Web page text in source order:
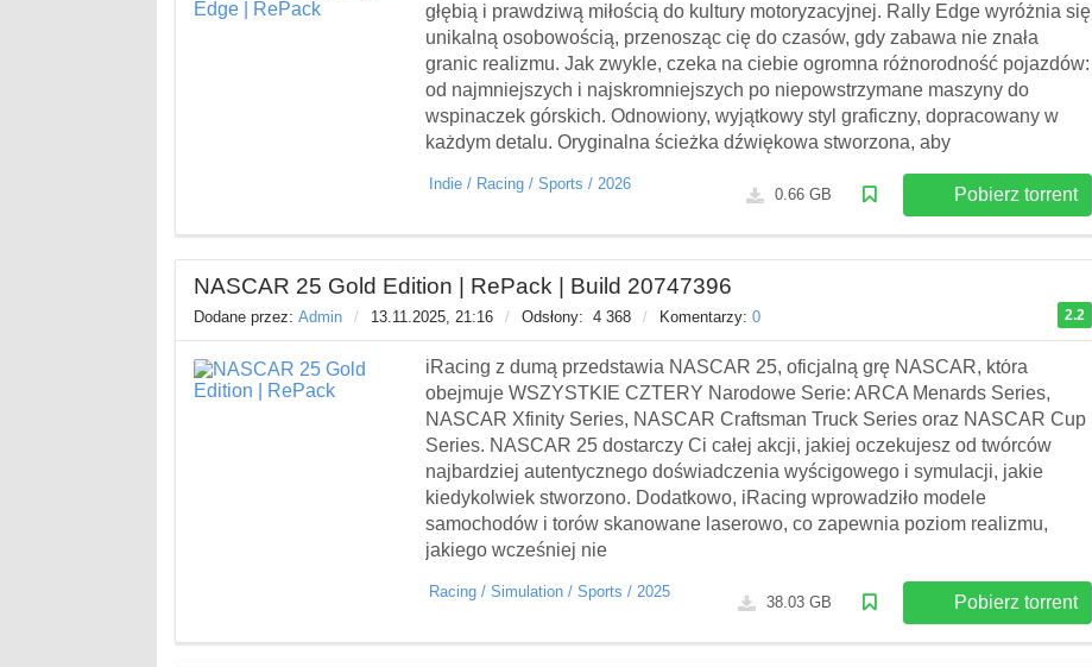
głębią i prawdziwą miłością do kultury motoryzacyjnej. Rally Edge wyróżnia się
unikalną osobowością, przenosząc cię do czasów, gdy zabawa nie znała
granic realizmu. Jak zwykle, czeka na ciebie ogromna różnorodność pojazdów:
od najmniejszych i najskromniejszych po niepowstrzymane maszyny do
wspinaczek górskich. Odnowiony, wyjątkowy styl graficzny, dopracowany w
każdym detalu. Oryginalna ścieżka dźwiękowa stworzona, aby
Pobierz torrent
0.66 GB
Indie / Racing / Sports / 2026
NASCAR 25 Gold Edition | RePack | Build 20747396
2.2
Dodane przez: Admin / 13.11.2025, 21:16 / Odsłony: 4 368 / Komentarzy: 0
iRacing z dumą przedstawia NASCAR 25, oficjalną grę NASCAR, która
obejmuje WSZYSTKIE CZTERY Narodowe Serie: ARCA Menards Series,
NASCAR Xfinity Series, NASCAR Craftsman Truck Series oraz NASCAR Cup
Series. NASCAR 25 dostarczy Ci całej akcji, jakiej oczekujesz od twórców
najbardziej autentycznego doświadczenia wyścigowego i symulacji, jakie
kiedykolwiek stworzono. Dodatkowo, iRacing wprowadziło modele
samochodów i torów skanowane laserowo, co zapewnia poziom realizmu,
jakiego wcześniej nie
Pobierz torrent
38.03 GB
Racing / Simulation / Sports / 2025